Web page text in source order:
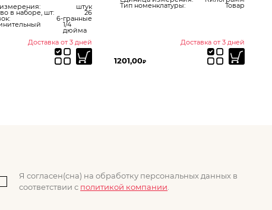
штук
в наборе, шт: 26
6-гранные
1/4
дюйма
Доставка от 3 дней
Тип номенклатуры: Товар
Доставка от 3 дней
1201,00₽
Я согласен(сна) на обработку персональных данных в
соответствии с политикой компании